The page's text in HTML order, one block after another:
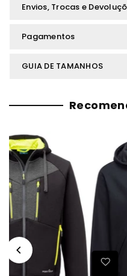
Envios, Trocas e
Pagamentos
GUIA DE TAMANHOS